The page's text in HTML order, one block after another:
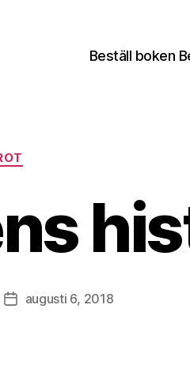
Beställ boken
Kategorier
Inläggsdatum
augusti 6, 2018